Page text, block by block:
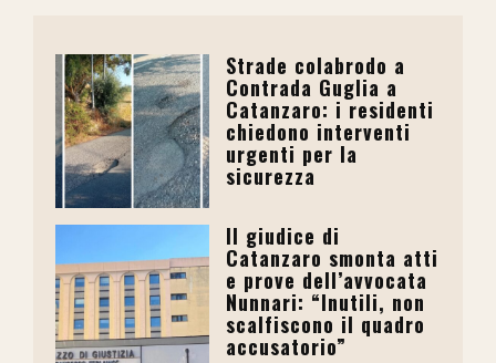
Strade colabrodo a
Contrada Guglia a
Catanzaro: i residenti
chiedono interventi
urgenti per la
sicurezza
Il giudice di
Catanzaro smonta atti
e prove dell’avvocata
Nunnari: “Inutili, non
scalfiscono il quadro
accusatorio”